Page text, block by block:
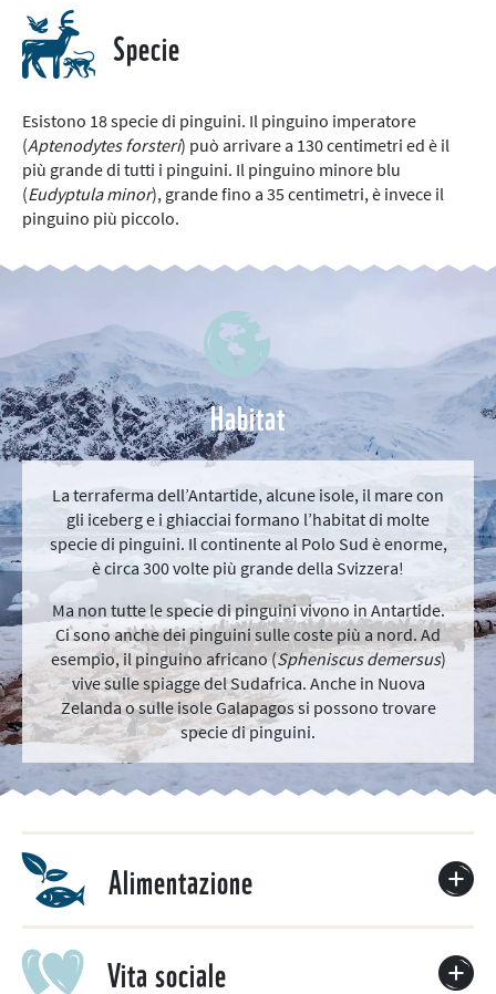
Specie
Esistono 18 specie di pinguini. Il pinguino imperatore
(Aptenodytes forsteri) può arrivare a 130 centimetri ed è il
più grande di tutti i pinguini. Il pinguino minore blu
(Eudyptula minor), grande fino a 35 centimetri, è invece il
pinguino più piccolo.
Habitat
La terraferma dell’Antartide, alcune isole, il mare con
gli iceberg e i ghiacciai formano l’habitat di molte
specie di pinguini. Il continente al Polo Sud è enorme,
è circa 300 volte più grande della Svizzera!
Ma non tutte le specie di pinguini vivono in Antartide.
Ci sono anche dei pinguini sulle coste più a nord. Ad
esempio, il pinguino africano (Spheniscus demersus)
vive sulle spiagge del Sudafrica. Anche in Nuova
Zelanda o sulle isole Galapagos si possono trovare
specie di pinguini.
Alimentazione
Vita sociale